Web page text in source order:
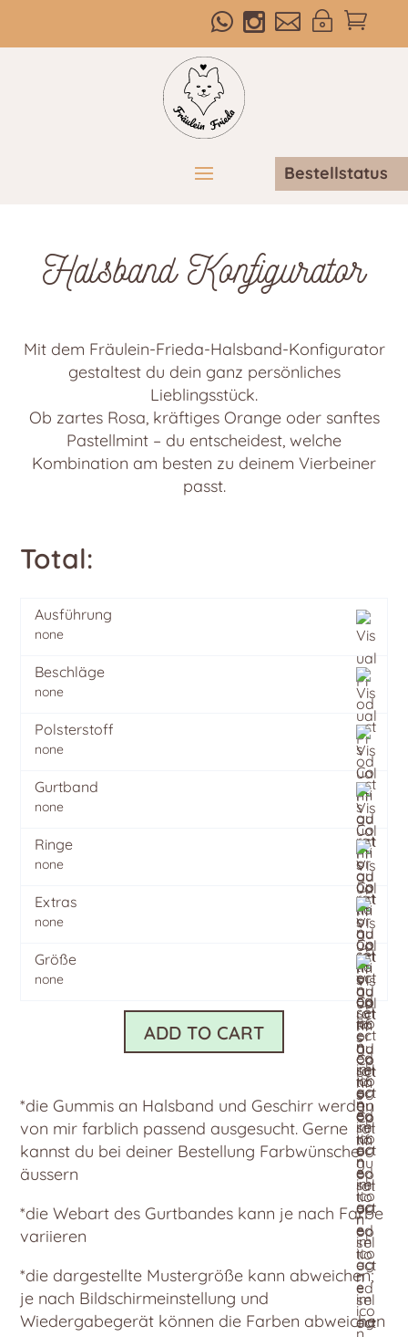

~



Bestellstatus
Halsband Konfigurator
Mit dem Fräulein-Frieda-Halsband-Konfigurator
gestaltest du dein ganz persönliches
Lieblingsstück.
Ob zartes Rosa, kräftiges Orange oder sanftes
Pastellmint – du entscheidest, welche
Kombination am besten zu deinem Vierbeiner
passt.
Total:
Ausführung
none
Beschläge
none
Polsterstoff
none
Gurtband
none
Ringe
none
Extras
none
Größe
none
ADD TO CART
*die Gummis an Halsband und Geschirr werden
von mir farblich passend ausgesucht. Gerne
kannst du bei deiner Bestellung Farbwünsche
äussern
*die Webart des Gurtbandes kann je nach Farbe
variieren
*die dargestellte Mustergröße kann abweichen;
je nach Bildschirmeinstellung und
Wiedergabegerät können die Farben abweichen